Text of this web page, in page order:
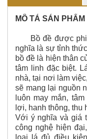
MÔ TẢ SẢN PHẨM
Bồ đề được
nghĩa là sự tỉnh
bồ đề là hiện thân
tâm linh đặc biệt.
nhà, tại nơi làm
sẽ mang lại nguồn
luôn may mắn,
lợi, hanh thông,
Với ý nghĩa và giá
công nghệ hiện
loại lá đủ điều